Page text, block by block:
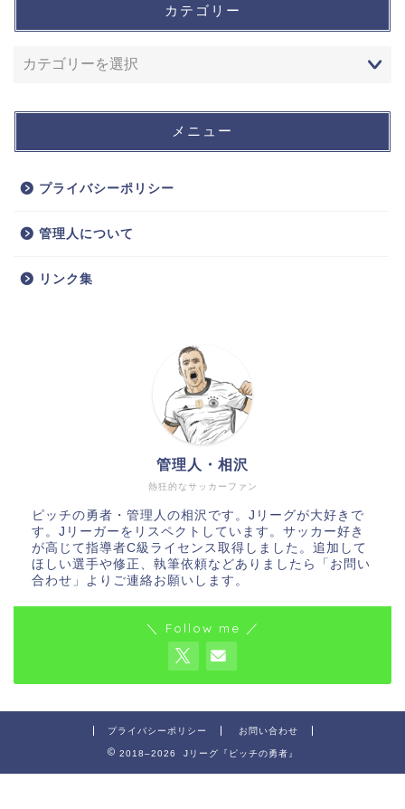
カテゴリー
メニュー
プライバシーポリシー
管理人について
リンク集
熱狂的なサッカーファン
管理人・相沢
ピッチの勇者・管理人の相沢です。Jリーグが大好きで
す。Jリーガーをリスペクトしています。サッカー好き
が高じて指導者C級ライセンス取得しました。追加して
ほしい選手や修正、執筆依頼などありましたら「お問い
合わせ」よりご連絡お願いします。
＼ Follow me ／
プライバシーポリシー お問い合わせ
2018–2026 Jリーグ『ピッチの勇者』